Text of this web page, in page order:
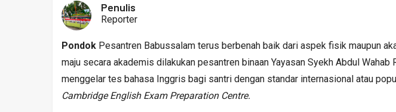
Penulis
Reporter
Pondok Pesantren Babussalam terus berbenah baik dari aspek fisik maupun
maju secara akademis dilakukan pesantren binaan Yayasan Syekh Abdul Wahab
menggelar tes bahasa Inggris bagi santri dengan standar internasional atau
Cambridge English Exam Preparation Centre.